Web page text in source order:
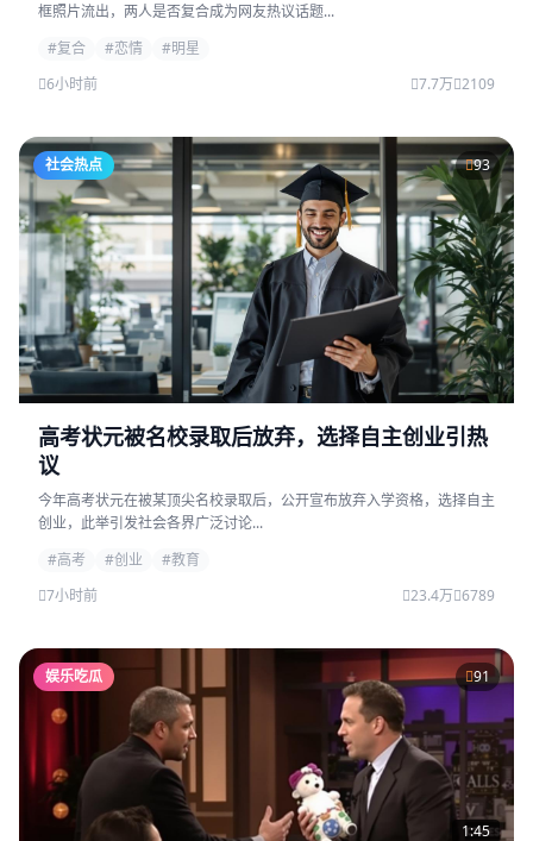
框照片流出，两人是否复合成为网友热议话题...
#复合
#恋情
#明星
6小时前
7.7万 2109
社会热点 93
高考状元被名校录取后放弃，选择自主创业引热
议
今年高考状元在被某顶尖名校录取后，公开宣布放弃入学资格，选择自主
创业，此举引发社会各界广泛讨论...
#高考
#创业
#教育
7小时前
23.4万 6789
娱乐吃瓜 91
1:45